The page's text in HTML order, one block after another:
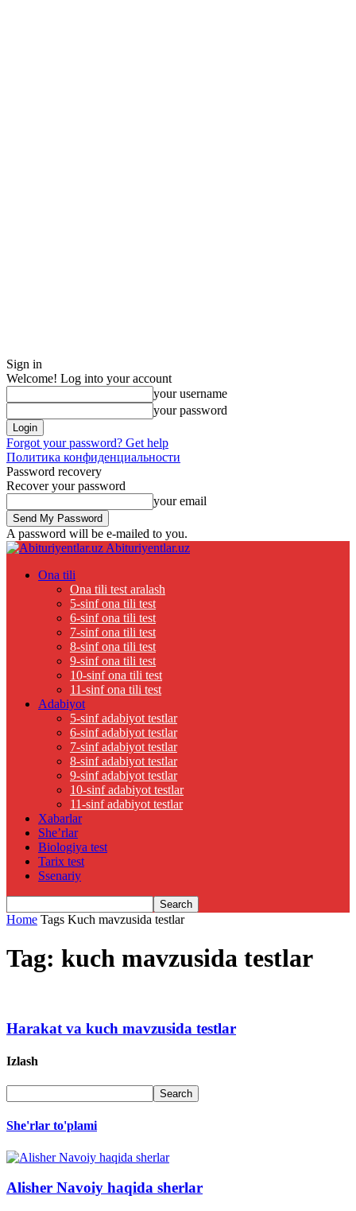
Sign in
Welcome! Log into your account
your username
your password
Forgot your password? Get help
Политика конфиденциальности
Password recovery
Recover your password
your email
A password will be e-mailed to you.
Abituriyentlar.uz
Ona tili
Ona tili test aralash
5-sinf ona tili test
6-sinf ona tili test
7-sinf ona tili test
8-sinf ona tili test
9-sinf ona tili test
10-sinf ona tili test
11-sinf ona tili test
Adabiyot
5-sinf adabiyot testlar
6-sinf adabiyot testlar
7-sinf adabiyot testlar
8-sinf adabiyot testlar
9-sinf adabiyot testlar
10-sinf adabiyot testlar
11-sinf adabiyot testlar
Xabarlar
She’rlar
Biologiya test
Tarix test
Ssenariy
Home Tags Kuch mavzusida testlar
Tag: kuch mavzusida testlar
Harakat va kuch mavzusida testlar
Izlash
She'rlar to'plami
Alisher Navoiy haqida sherlar